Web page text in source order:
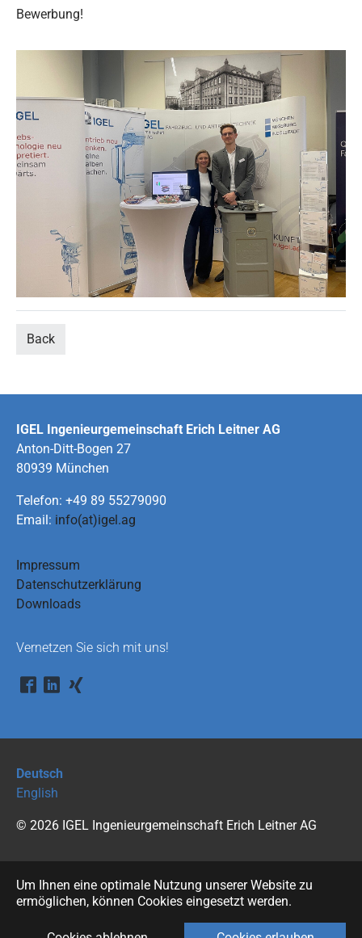
Um Ihnen eine optimale Nutzung unserer Website zu
ermöglichen, können Cookies eingesetzt werden.
Bewerbung!
Back
IGEL Ingenieurgemeinschaft Erich Leitner AG
Anton-Ditt-Bogen 27
80939 München
Telefon: +49 89 55279090
Email: info(at)igel.ag
Vernetzen Sie sich mit uns!
Impressum
Datenschutzerklärung
Downloads
Deutsch
English
© 2026 IGEL Ingenieurgemeinschaft Erich Leitner AG